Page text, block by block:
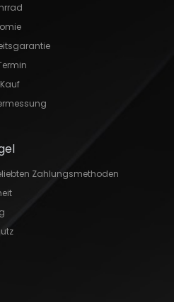
Zahlungsmethoden